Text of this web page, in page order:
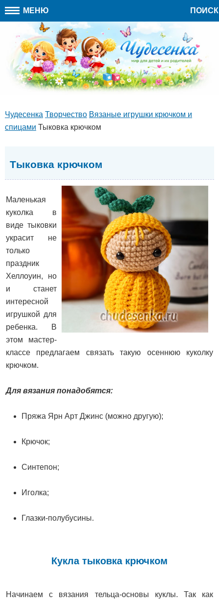
МЕНЮ ПОИСК
Чудесенка Творчество Вязаные игрушки крючком и
спицами Тыковка крючком
Тыковка крючком
Маленькая
куколка в
виде тыковки
украсит не
только
праздник
Хеллоуин, но
и станет
интересной
игрушкой для
ребенка. В
этом мастер-
классе предлагаем связать такую осеннюю куколку
крючком.
Для вязания понадобятся:
Пряжа Ярн Арт Джинс (можно другую);
Крючок;
Синтепон;
Иголка;
Глазки-полубусины.
Кукла тыковка крючком
Начинаем с вязания тельца-основы куклы. Так как